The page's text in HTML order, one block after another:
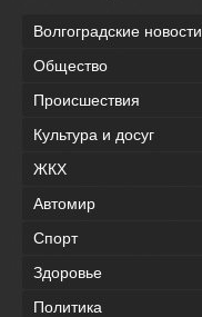
Волгоградские новости
Общество
Происшествия
Культура и досуг
ЖКХ
Автомир
Спорт
Здоровье
Политика